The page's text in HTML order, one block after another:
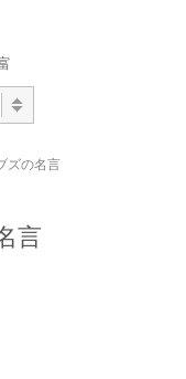
ズの名言
言